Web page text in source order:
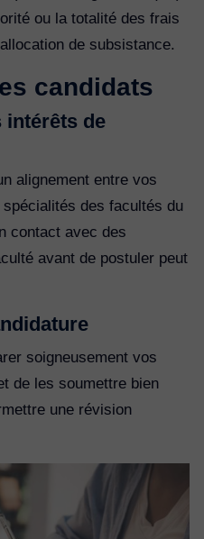
ou la totalité des frais
de subsistance.
candidats
intérêts de
alignement entre vos
des facultés du
contact avec des
avant de postuler peut
soigneusement vos
de les soumettre bien
une révision